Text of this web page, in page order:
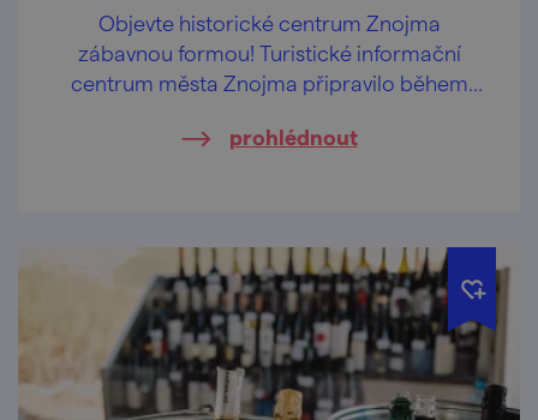
Objevte historické centrum Znojma
zábavnou formou! Turistické informační
centrum města Znojma připravilo během
prohlídky určené především rodinám s
prohlédnout